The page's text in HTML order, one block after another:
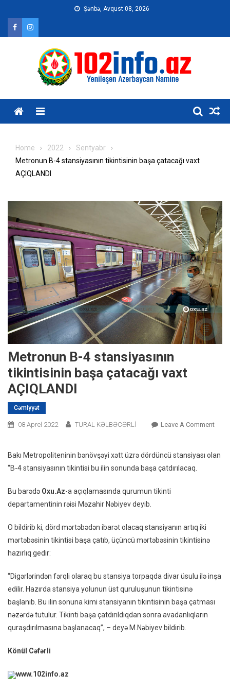
content
Şənbə, Avqust 08, 2026
Home 2022
Sentyabr
Metronun B-4 stansiyasının tikintisinin başa çatacağı vaxt
AÇIQLANDI
Metronun B-4 stansiyasının
tikintisinin başa çatacağı vaxt
AÇIQLANDI
Cəmiyyət
08 Aprel 2022 TURAL KƏLBƏCƏRLİ Leave A CommentOn
4
Bakı Metropoliteninin bənövşəyi xətt üzrə dördüncü stansiyası olan
“B-4 stansiyasının tikintisi bu ilin sonunda başa çatdırılacaq.
Bu barədə Oxu.Az-a açıqlamasında qurumun tikinti
departamentinin rəisi Məzahir Nəbiyev deyib.
O bildirib ki, dörd mərtəbədən ibarət olacaq stansiyanın artıq iki
mərtəbəsinin tikintisi başa çatıb, üçüncü mərtəbəsinin tikintisinə
hazırlıq gedir:
“Digərlərindən fərqli olaraq bu stansiya torpaqda divar üsulu ilə inşa
edilir. Hazırda stansiya yolunun üst quruluşunun tikintisinə
başlanıb. Bu ilin sonuna kimi stansiyanın tikintisinin başa çatması
nəzərdə tutulur. Tikinti başa çatdırıldıqdan sonra avadanlıqların
quraşdırılmasına başlanacaq”, – deyə M.Nəbiyev bildirib.
Könül Cəfərli
www.102info.az